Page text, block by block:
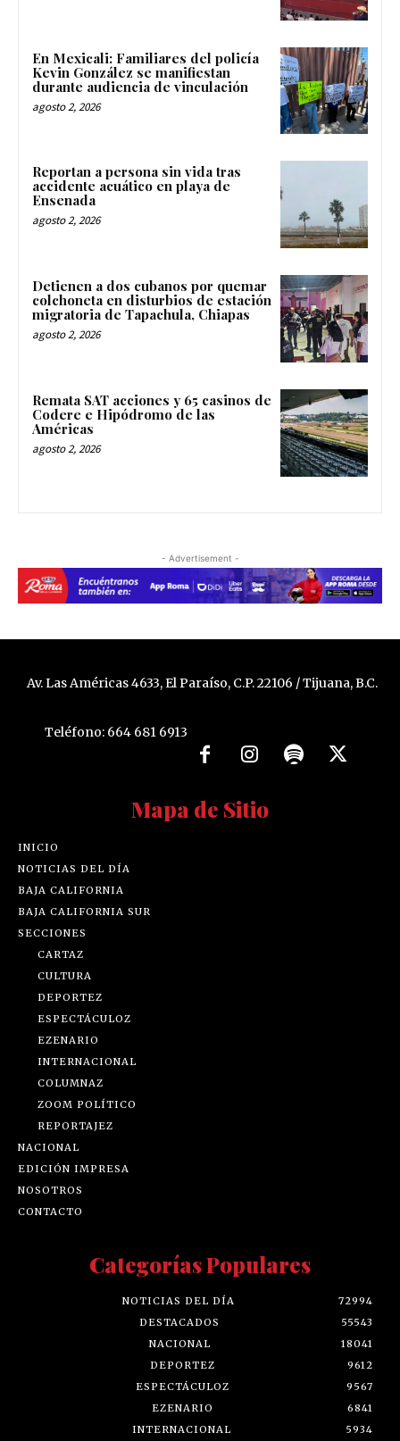
En Mexicali: Familiares del policía
Kevin González se manifiestan
durante audiencia de vinculación
agosto 2, 2026
Reportan a persona sin vida tras
accidente acuático en playa de
Ensenada
agosto 2, 2026
Detienen a dos cubanos por quemar
colchoneta en disturbios de estación
migratoria de Tapachula, Chiapas
agosto 2, 2026
Remata SAT acciones y 65 casinos de
Codere e Hipódromo de las
Américas
agosto 2, 2026
- Advertisement -
Av. Las Américas 4633, El Paraíso, C.P. 22106 / Tijuana, B.C.
Teléfono: 664 681 6913
Mapa de Sitio
INICIO
NOTICIAS DEL DÍA
BAJA CALIFORNIA
BAJA CALIFORNIA SUR
SECCIONES
CARTAZ
CULTURA
DEPORTEZ
ESPECTÁCULOZ
EZENARIO
INTERNACIONAL
COLUMNAZ
ZOOM POLÍTICO
REPORTAJEZ
NACIONAL
EDICIÓN IMPRESA
NOSOTROS
CONTACTO
Categorías Populares
NOTICIAS DEL DÍA
72994
DESTACADOS
55543
NACIONAL
18041
DEPORTEZ
9612
ESPECTÁCULOZ
9567
EZENARIO
6841
INTERNACIONAL
5934